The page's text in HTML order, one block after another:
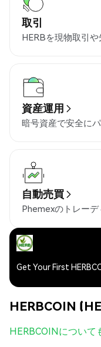
取引
HERBを現物取引や
資産運用
暗号資産で安全に
自動売買
Phemexのトレーデ
Get Your First
HERBCOIN
HERBCOINについて